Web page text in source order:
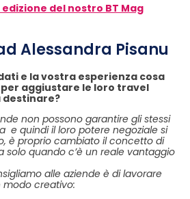
del nostro BT Mag
Alessandra Pisanu
e la vostra esperienza cosa
aggiustare le loro travel
destinare?
non possono garantire gli stessi
e quindi il loro potere negoziale si
è proprio cambiato il concetto di
solo quando c’è un reale vantaggio
alle aziende è di lavorare
modo creativo: